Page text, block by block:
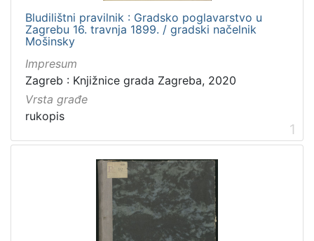
Rukopisi
Bludilištni pravilnik : Gradsko poglavarstvo u
Zagrebu 16. travnja 1899. / gradski načelnik
Mošinsky
Impresum
Zagreb : Knjižnice grada Zagreba, 2020
Vrsta građe
rukopis
1